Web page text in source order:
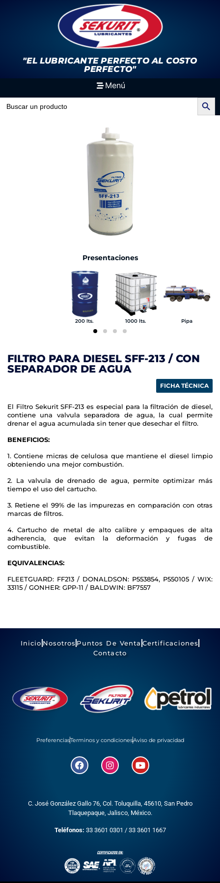
"EL LUBRICANTE PERFECTOAL COSTO
PERFECTO"
Menú
Search
for:
Search Button
Presentaciones
200 lts. 1000 lts. Pipa
FILTRO PARA DIESEL SFF-213 / CON
SEPARADOR DE AGUA
FICHA TÉCNICA
El Filtro Sekurit SFF-213 es especial para la filtración de diesel,
contiene una valvula separadora de agua, la cual permite
drenar el agua acumulada sin tener que desechar el filtro.
BENEFICIOS:
1. Contiene micras de celulosa que mantiene el diesel limpio
obteniendo una mejor combustión.
2. La valvula de drenado de agua, permite optimizar más
tiempo el uso del cartucho.
3. Retiene el 99% de las impurezas en comparación con otras
marcas de filtros.
4. Cartucho de metal de alto calibre y empaques de alta
adherencia, que evitan la deformación y fugas de
combustible.
EQUIVALENCIAS:
FLEETGUARD: FF213 / DONALDSON: P553854, P550105 / WIX:
33115 / GONHER: GPP-11 / BALDWIN: BF7557
Inicio Nosotros Puntos De Venta Certificaciones
Contacto
PreferenciasTerminos y condicionesAviso de privacidad
C. José González Gallo 76, Col. Toluquilla, 45610, San Pedro
Tlaquepaque, Jalisco, México.
Teléfonos: 33 3601 0301 / 33 3601 1667